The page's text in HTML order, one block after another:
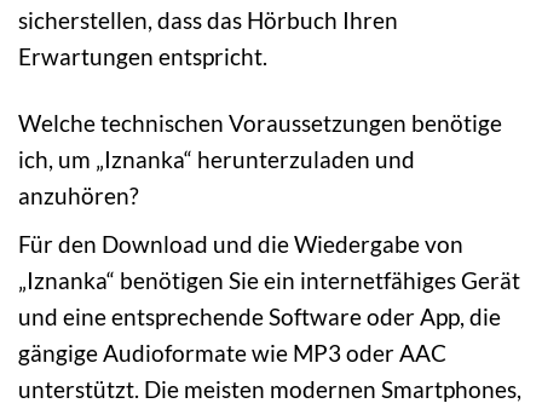
sicherstellen, dass das Hörbuch Ihren
Erwartungen entspricht.
Welche technischen Voraussetzungen benötige
ich, um „Iznanka“ herunterzuladen und
anzuhören?
Für den Download und die Wiedergabe von
„Iznanka“ benötigen Sie ein internetfähiges Gerät
und eine entsprechende Software oder App, die
gängige Audioformate wie MP3 oder AAC
unterstützt. Die meisten modernen Smartphones,